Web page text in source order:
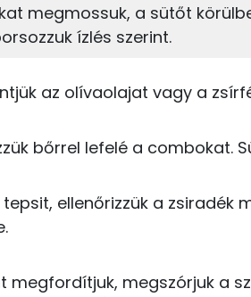
15%
Nátrium
megmossuk, a sütőt
ízlés szerint.
az olívaolajat vagy a
bőrrel lefelé a combokat.
tepsit, ellenőrizzük a
megfordítjuk, megszórjuk a